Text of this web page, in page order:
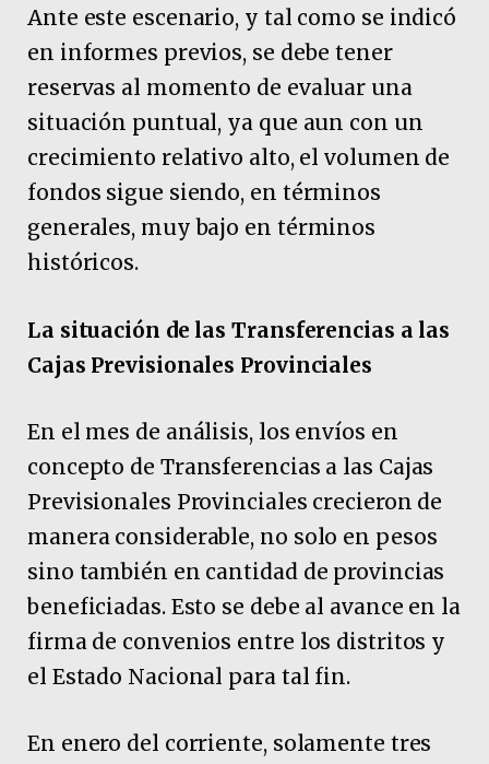
Ante este escenario, y tal como se indicó
en informes previos, se debe tener
reservas al momento de evaluar una
situación puntual, ya que aun con un
crecimiento relativo alto, el volumen de
fondos sigue siendo, en términos
generales, muy bajo en términos
históricos.
La situación de las Transferencias a las
Cajas Previsionales Provinciales
En el mes de análisis, los envíos en
concepto de Transferencias a las Cajas
Previsionales Provinciales crecieron de
manera considerable, no solo en pesos
sino también en cantidad de provincias
beneficiadas. Esto se debe al avance en la
firma de convenios entre los distritos y
el Estado Nacional para tal fin.
En enero del corriente, solamente tres